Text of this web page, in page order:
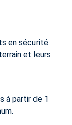
en sécurité
et leurs
à partir de 1